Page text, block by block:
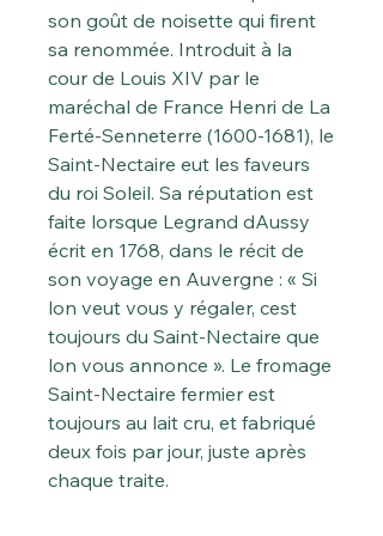
son goût de noisette qui firent
sa renommée. Introduit à la
cour de Louis XIV par le
maréchal de France Henri de La
Ferté-Senneterre (1600-1681), le
Saint-Nectaire eut les faveurs
du roi Soleil. Sa réputation est
faite lorsque Legrand dAussy
écrit en 1768, dans le récit de
son voyage en Auvergne : « Si
lon veut vous y régaler, cest
toujours du Saint-Nectaire que
lon vous annonce ». Le fromage
Saint-Nectaire fermier est
toujours au lait cru, et fabriqué
deux fois par jour, juste après
chaque traite.